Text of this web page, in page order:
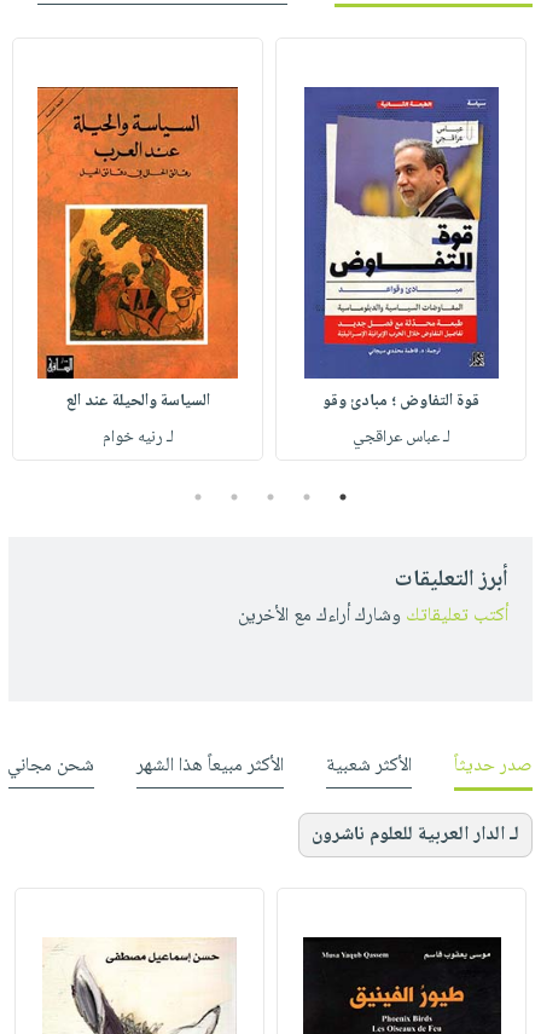
قوة التفاوض ؛ مبادئ وقو
لـ عباس عراقجي
السياسة والحيلة عند الع
لـ رنيه خوام
1
2
3
4
5
أبرز التعليقات
أكتب تعليقاتك وشارك أراءك مع الأخرين
صدر حديثاً الأكثر شعبية الأكثر مبيعاً هذا الشهر شحن مجاني
لـ الدار العربية للعلوم ناشرون